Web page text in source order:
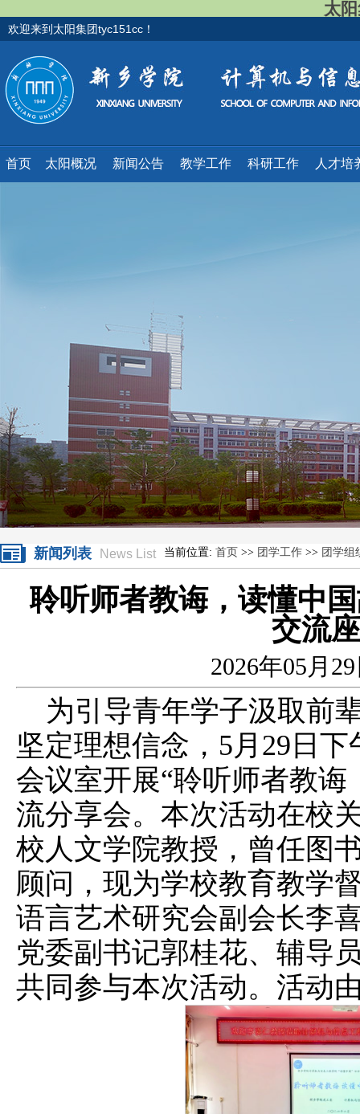
太
欢迎来到太阳集团tyc151cc！
首页 太阳概况 新闻公告 教学工作 科研工作 人才培
新闻列表 News List 当前位置: 首页 >> 团学工作 >> 团学组
聆听师者教诲，读懂中
交流
2026年05月
为引导青年学子汲取前
坚定理想信念，5月29日下
会议室开展“聆听师者教
流分享会。本次活动在校
校人文学院教授，曾任图
顾问，现为学校教育教学
语言艺术研究会副会长李
党委副书记郭桂花、辅导
共同参与本次活动。活动